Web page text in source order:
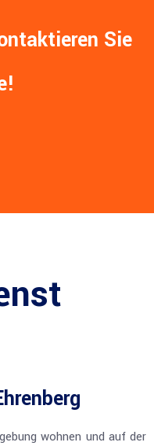
Sie
wohnen und auf der